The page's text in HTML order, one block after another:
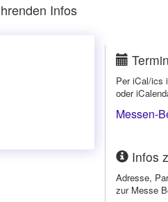
Infos
Per iCal/ics
oder
Messen-
Infos
Adresse,
zur Messe